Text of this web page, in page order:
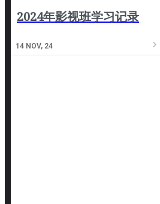
2024年影视班学习记录
14 NOV, 24